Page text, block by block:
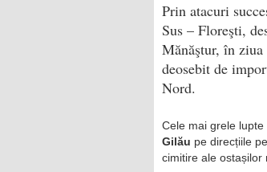
Prin atacuri
Sus – Floreşti,
Mănăştur, în
deosebit de
Nord.
Cele mai grele
Gilău pe direcțiile
cimitire ale ostașilor